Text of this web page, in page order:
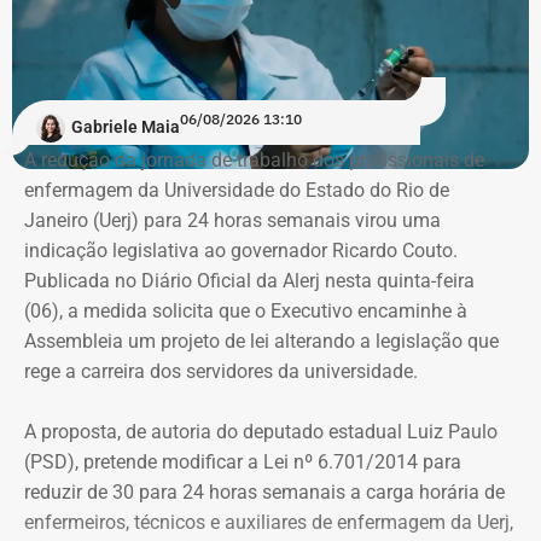
trabalhava no “Pânico”, transferiu-se para o Instituto
Damásio, do IBMEC de São Paulo. E lá concluiu o curso,
em 2020, no início da pandemia.
“Eu nunca afirmei que me formei, mas que estudei em
Nova York, na PUC e no Institiuto Damásio. Se alguém diz
que eu me formei na NYU, não fui eu, porque sempre
procurei ser muito preciso com isso”, diz André Marinho.
No material de divulgação da campanha, nas redes
sociais, realmente, não há qualquer referência à
formatura.
Citação equivocada em entrevistas e
reportagens
André Marinho, realmente, não afirma que se formou fora
Gabriele Maia06/08/2026 13:10
A redução da jornada de trabalho dos profissionais de
enfermagem da Universidade do Estado do Rio de
Janeiro (Uerj) para 24 horas semanais virou uma
indicação legislativa ao governador Ricardo Couto.
Publicada no Diário Oficial da Alerj nesta quinta-feira
(06), a medida solicita que o Executivo encaminhe à
Assembleia um projeto de lei alterando a legislação que
rege a carreira dos servidores da universidade.
A proposta, de autoria do deputado estadual Luiz Paulo
(PSD), pretende modificar a Lei nº 6.701/2014 para
reduzir de 30 para 24 horas semanais a carga horária de
enfermeiros, técnicos e auxiliares de enfermagem da Uerj,